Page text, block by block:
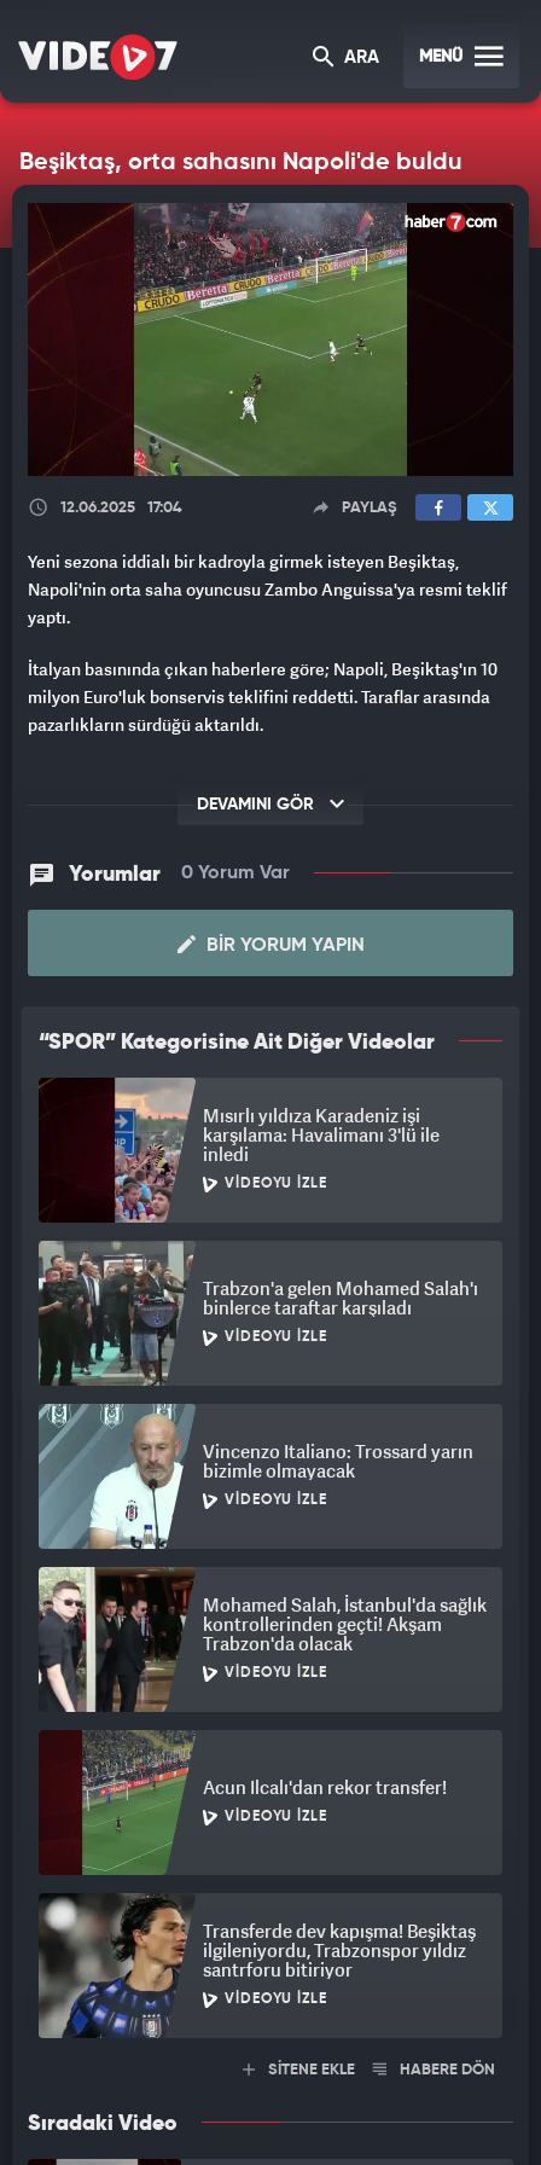
ARA MENÜ
Beşiktaş, orta sahasını Napoli'de buldu
12.06.2025 17:04 PAYLAŞ
Yeni sezona iddialı bir kadroyla girmek isteyen Beşiktaş,
Napoli'nin orta saha oyuncusu Zambo Anguissa'ya resmi teklif
yaptı.
İtalyan basınında çıkan haberlere göre; Napoli, Beşiktaş'ın 10
milyon Euro'luk bonservis teklifini reddetti. Taraflar arasında
pazarlıkların sürdüğü aktarıldı.
DEVAMINI GÖR
Yorumlar 0 Yorum Var
BIR YORUM YAPIN
“SPOR” Kategorisine Ait Diğer Videolar
Mısırlı yıldıza Karadeniz işi
karşılama: Havalimanı 3'lü ile
inledi
VIDEOYU İZLE
Trabzon'a gelen Mohamed Salah'ı
binlerce taraftar karşıladı
VIDEOYU İZLE
Vincenzo Italiano: Trossard yarın
bizimle olmayacak
VIDEOYU İZLE
Mohamed Salah, İstanbul'da sağlık
kontrollerinden geçti! Akşam
Trabzon'da olacak
VIDEOYU İZLE
Acun Ilcalı'dan rekor transfer!
VIDEOYU İZLE
Transferde dev kapışma! Beşiktaş
ilgileniyordu, Trabzonspor yıldız
santrforu bitiriyor
VIDEOYU İZLE
SİTENE EKLE HABERE DÖN
Sıradaki Video